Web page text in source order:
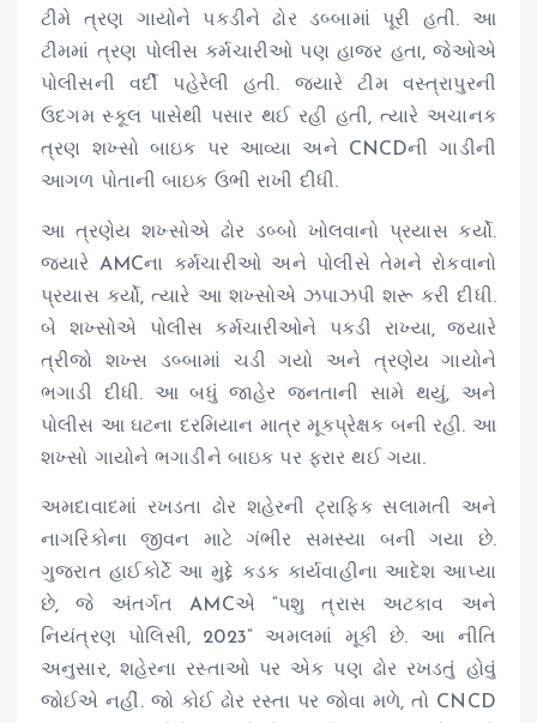
ટીમે ત્રણ ગાયોને પકડીને ઢોર ડબ્બામાં પૂરી હતી. આ
ટીમમાં ત્રણ પોલીસ કર્મચારીઓ પણ હાજર હતા, જેઓએ
પોલીસની વર્દી પહેરેલી હતી. જ્યારે ટીમ વસ્ત્રાપુરની
ઉદગમ સ્કૂલ પાસેથી પસાર થઈ રહી હતી, ત્યારે અચાનક
ત્રણ શખ્સો બાઇક પર આવ્યા અને CNCDની ગાડીની
આગળ પોતાની બાઇક ઉભી રાખી દીધી.
આ ત્રણેય શખ્સોએ ઢોર ડબ્બો ખોલવાનો પ્રયાસ કર્યો.
જ્યારે AMCના કર્મચારીઓ અને પોલીસે તેમને રોકવાનો
પ્રયાસ કર્યો, ત્યારે આ શખ્સોએ ઝપાઝપી શરૂ કરી દીધી.
બે શખ્સોએ પોલીસ કર્મચારીઓને પકડી રાખ્યા, જ્યારે
ત્રીજો શખ્સ ડબ્બામાં ચડી ગયો અને ત્રણેય ગાયોને
ભગાડી દીધી. આ બધું જાહેર જનતાની સામે થયું, અને
પોલીસ આ ઘટના દરમિયાન માત્ર મૂકપ્રેક્ષક બની રહી. આ
શખ્સો ગાયોને ભગાડીને બાઇક પર ફરાર થઈ ગયા.
અમદાવાદમાં રખડતા ઢોર શહેરની ટ્રાફિક સલામતી અને
નાગરિકોના જીવન માટે ગંભીર સમસ્યા બની ગયા છે.
ગુજરાત હાઈકોર્ટે આ મુદ્દે કડક કાર્યવાહીના આદેશ આપ્યા
છે, જે અંતર્ગત AMCએ “પશુ ત્રાસ અટકાવ અને
નિયંત્રણ પોલિસી, 2023” અમલમાં મૂકી છે. આ નીતિ
અનુસાર, શહેરના રસ્તાઓ પર એક પણ ઢોર રખડતું હોવું
જોઈએ નહીં. જો કોઈ ઢોર રસ્તા પર જોવા મળે, તો CNCD